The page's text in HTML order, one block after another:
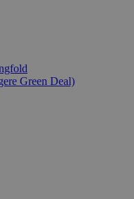
Green Deal)